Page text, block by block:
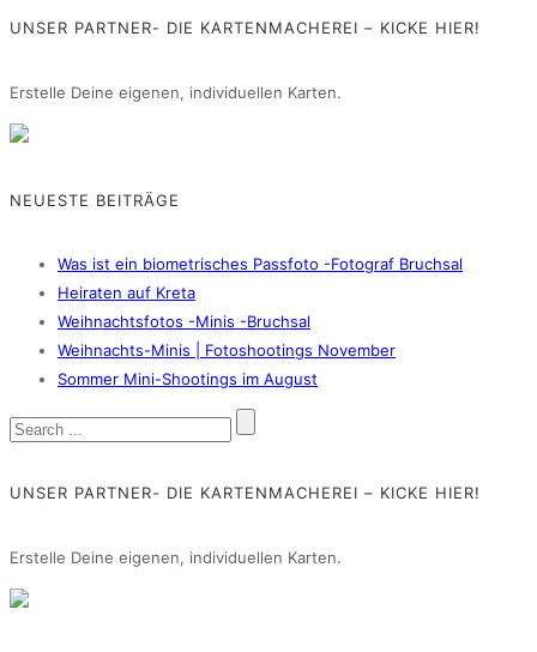
UNSER PARTNER- DIE KARTENMACHEREI – KICKE HIER!
Erstelle Deine eigenen, individuellen Karten.
NEUESTE BEITRÄGE
Was ist ein biometrisches Passfoto -Fotograf Bruchsal
Heiraten auf Kreta
Weihnachtsfotos -Minis -Bruchsal
Weihnachts-Minis | Fotoshootings November
Sommer Mini-Shootings im August
UNSER PARTNER- DIE KARTENMACHEREI – KICKE HIER!
Erstelle Deine eigenen, individuellen Karten.